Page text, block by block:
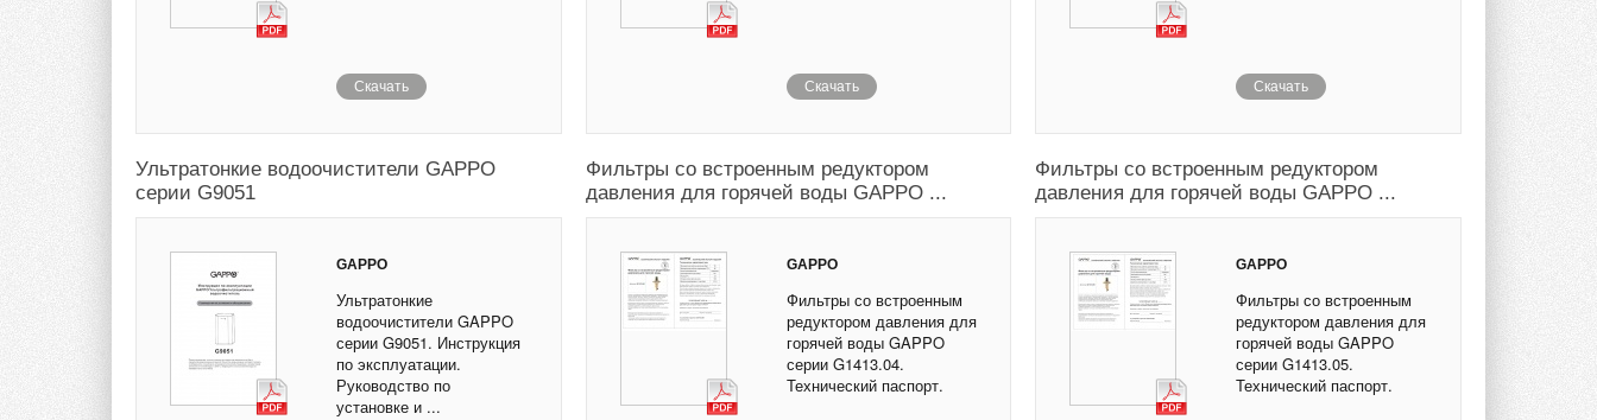
Скачать Скачать Скачать
Ультратонкие водоочистители GAPPO
серии G9051
GAPPO
Ультратонкие
водоочистители GAPPO
серии G9051. Инструкция
по эксплуатации.
Руководство по
установке и ...
Фильтры со встроенным редуктором
давления для горячей воды GAPPO ...
GAPPO
Фильтры со встроенным
редуктором давления для
горячей воды GAPPO
серии G1413.04.
Технический паспорт.
Фильтры со встроенным редуктором
давления для горячей воды GAPPO ...
GAPPO
Фильтры со встроенным
редуктором давления для
горячей воды GAPPO
серии G1413.05.
Технический паспорт.